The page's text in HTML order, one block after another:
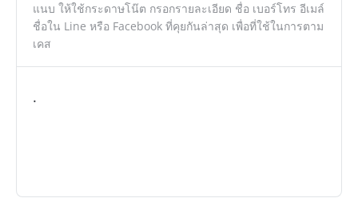
แนบ ให้ใช้กระดาษโน๊ต กรอกรายละเอียด ชื่อ เบอร์โทร อีเมล์
ชื่อใน Line หรือ Facebook ที่คุยกันล่าสุด เพื่อที่ใช้ในการตาม
เคส
.